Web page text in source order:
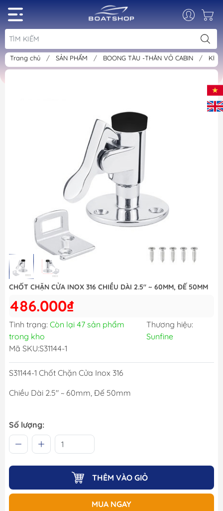
Trang chủ / SẢN PHẨM / BOONG TÀU -THÂN VỎ CABIN /
CHỐT CHẶN CỬA INOX 316 CHIỀU DÀI 2.5" ~ 60MM, ĐẾ 50MM
486.000₫
Tình trạng: Còn lại 47 sản phẩm
trong kho
Thương hiệu:
Sunfine
Mã SKU:S31144-1
S31144-1 Chốt Chặn Cửa Inox 316
Chiều Dài 2.5" ~ 60mm, Đế 50mm
Số lượng:
THÊM VÀO GIỎ
MUA NGAY